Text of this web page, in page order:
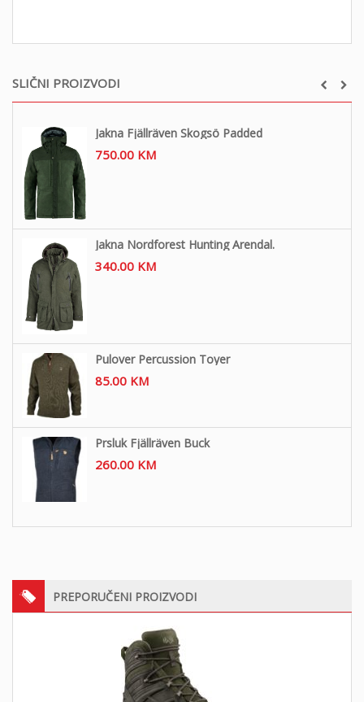
SLIČNI PROIZVODI
Jakna Fjällräven Skogsö Padded
750.00 KM
Jakna Nordforest Hunting Arendal.
340.00 KM
Pulover Percussion Toyer
85.00 KM
Prsluk Fjällräven Buck
260.00 KM
PREPORUČENI PROIZVODI